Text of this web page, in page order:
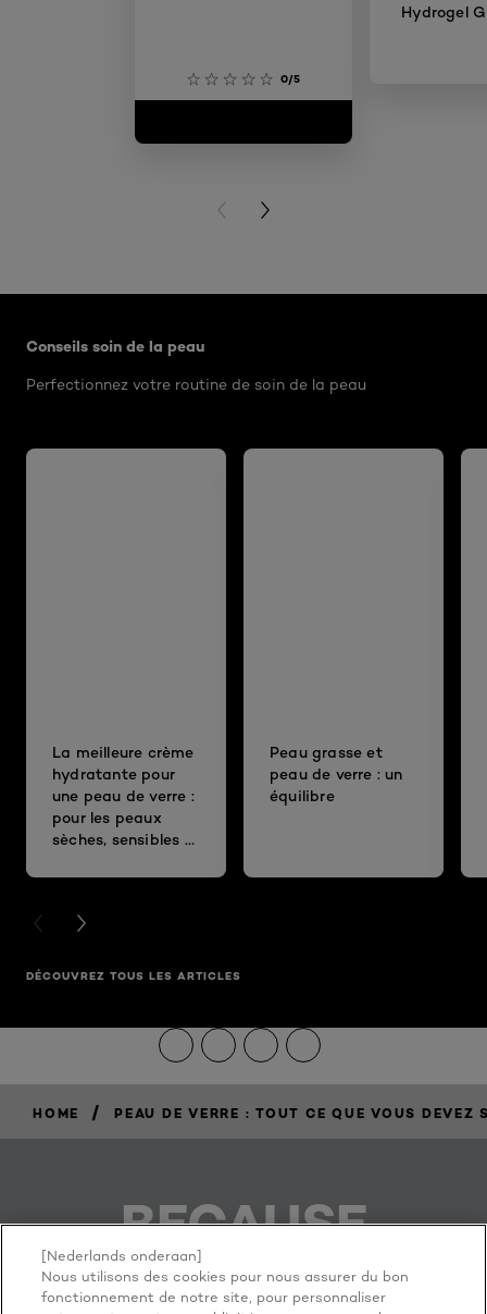
0/5
Hydrogel
PREVIOUS CARD
NEXT CARD
Conseils soin de la peau
Perfectionnez votre routine de soin de la peau
La meilleure crème
hydratante pour
une peau de verre :
pour les peaux
sèches, sensibles et
Peau grasse et
peau de verre : un
équilibre
PREVIOUS CARD
NEXT CARD
DÉCOUVREZ TOUS LES ARTICLES
HOME / PEAU DE VERRE : TOUT CE QUE VOUS DEVEZ
BECAUSE
YOU'RE
[Nederlands onderaan]
Nous utilisons des cookies pour nous assurer du bon
fonctionnement de notre site, pour personnaliser